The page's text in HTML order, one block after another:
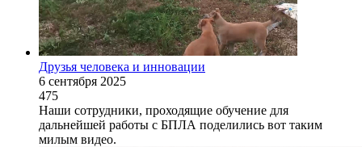
Друзья человека и инновации
6 сентября 2025
475
Наши сотрудники, проходящие обучение для
дальнейшей работы с БПЛА поделились вот таким
милым видео.